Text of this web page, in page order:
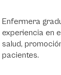
Enfermera
experiencia en
salud,
pacientes.